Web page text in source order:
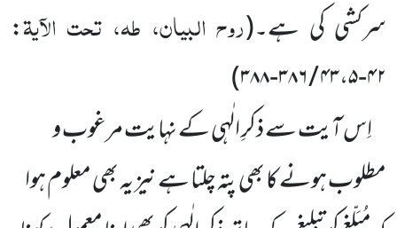
سرکشی کی ہے۔(روح البیان، طہ، تحت الآیۃ:
۴۲-۴۳،۵ / ۳۸۶-۳۸۸
)
اِس آیت سے ذکرِ الٰہی کے نہایت مرغوب و
مطلوب ہونے کا بھی پتہ چلتا ہے نیز یہ بھی معلوم ہوا